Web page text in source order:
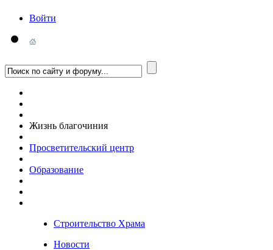
Войти
Жизнь благочиния
Просветительский центр
Образование
Строительство Храма
Новости